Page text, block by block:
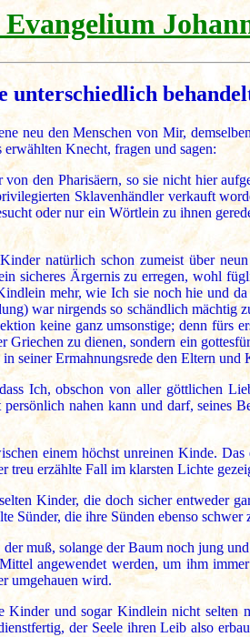
Evangelium
neu den Menschen von Mir,
Knecht, fragen und sagen:
den Pharisäern, so sie nicht hier
Sklavenhändler verkauft
oder nur ein Wörtlein zu ihnen
natürlich schon zumeist über
sicheres Ärgernis zu erregen, wohl
mehr, wie Ich sie noch hie und
war nirgends so schändlich mächtig
keine ganz umsonstige; denn fürs
zu dienen, sondern ein
seiner Ermahnungsrede den Eltern
Ich, obschon von aller göttlichen
nahen kann und darf, seines
einem höchst unreinen Kinde.
treu erzählte Fall im klarsten Lichte
Kinder, die doch sicher entweder
die ihre Sünden ebenso schwer
muß, solange der Baum noch jung
angewendet werden, um ihm
umgehauen wird.
und sogar Kindlein nicht selten
der Seele ihren Leib also